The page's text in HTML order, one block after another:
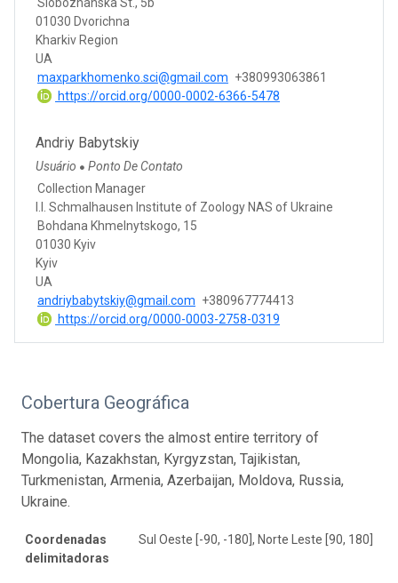
01030 Dvorichna
Kharkiv Region
UA
maxparkhomenko.sci@gmail.com +380993063861
https://orcid.org/0000-0002-6366-5478
Andriy Babytskiy
Usuário ● Ponto De Contato
Collection Manager
I.I. Schmalhausen Institute of Zoology NAS of Ukraine
Bohdana Khmelnytskogo, 15
01030 Kyiv
Kyiv
UA
andriybabytskiy@gmail.com +380967774413
https://orcid.org/0000-0003-2758-0319
Cobertura Geográfica
The dataset covers the almost entire territory of
Mongolia, Kazakhstan, Kyrgyzstan, Tajikistan,
Turkmenistan, Armenia, Azerbaijan, Moldova, Russia,
Ukraine.
Coordenadas
delimitadoras
Sul Oeste [-90, -180], Norte Leste [90, 180]